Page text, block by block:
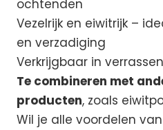
ochtenden
Vezelrijk en eiwitrijk –
en verzadiging
Verkrijgbaar in
Te combineren met
producten, zoals
Wil je alle voordelen